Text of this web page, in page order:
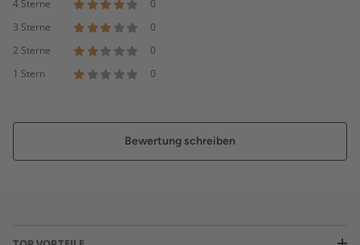
4 Sterne
0
3 Sterne
0
2 Sterne
0
1 Stern
0
Bewertung schreiben